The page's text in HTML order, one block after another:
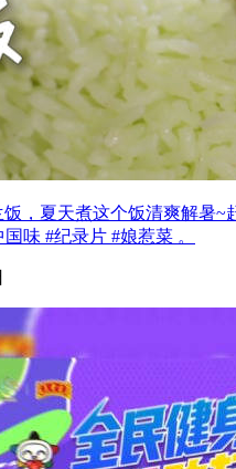
，夏天煮这个饭清爽解暑~
味 #纪录片 #娘惹菜 。